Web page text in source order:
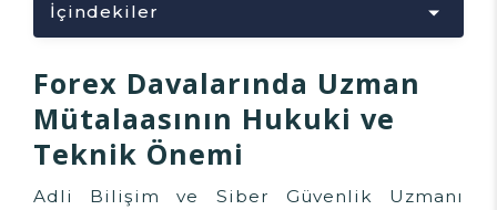
İçindekiler
Forex Davalarında Uzman
Mütalaasının Hukuki ve
Teknik Önemi
Adli Bilişim ve Siber Güvenlik Uzmanı